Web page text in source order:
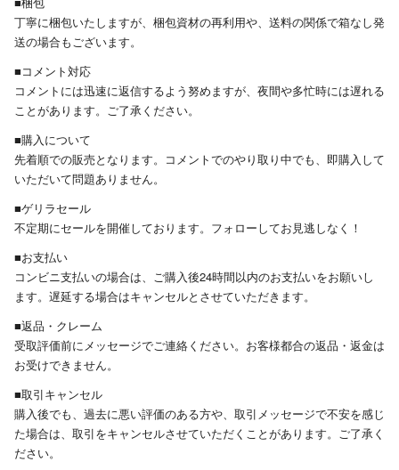
丁寧に梱包いたしますが、梱包資材の再利用や、送料の関係で箱なし発
送の場合もございます。
■コメント対応
コメントには迅速に返信するよう努めますが、夜間や多忙時には遅れる
ことがあります。ご了承ください。
■購入について
先着順での販売となります。コメントでのやり取り中でも、即購入して
いただいて問題ありません。
■ゲリラセール
不定期にセールを開催しております。フォローしてお見逃しなく！
■お支払い
コンビニ支払いの場合は、ご購入後24時間以内のお支払いをお願いし
ます。遅延する場合はキャンセルとさせていただきます。
■返品・クレーム
受取評価前にメッセージでご連絡ください。お客様都合の返品・返金は
お受けできません。
■取引キャンセル
購入後でも、過去に悪い評価のある方や、取引メッセージで不安を感じ
た場合は、取引をキャンセルさせていただくことがあります。ご了承く
ださい。